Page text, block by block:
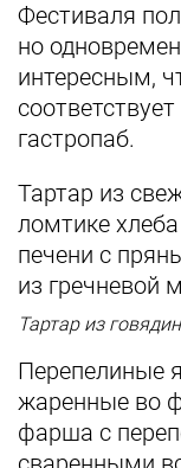
Фестиваля
но
интересным,
гастропаб.
Тартар из
ломтике
печени с
из гречневой
Тартар из
Перепелиные
жаренные во
фарша с